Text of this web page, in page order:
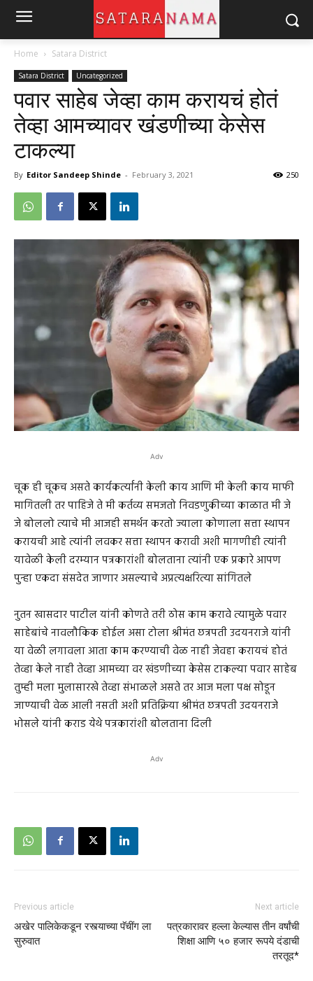
Home Satara District
Satara District Uncategorized
पवार साहेब जेव्हा काम करायचं होतं
तेव्हा आमच्यावर खंडणीच्या केसेस
टाकल्या
By Editor Sandeep Shinde - February 3, 2021 250
Adv
चूक ही चूकच असते कार्यकर्त्यांनी केली काय आणि मी केली काय माफी
मागितली तर पाहिजे ते मी कर्तव्य समजतो निवडणुकीच्या काळात मी जे
जे बोललो त्याचे मी आजही समर्थन करतो ज्याला कोणाला सत्ता स्थापन
करायची आहे त्यांनी लवकर सत्ता स्थापन करावी अशी मागणीही त्यांनी
यावेळी केली दरम्यान पत्रकारांशी बोलताना त्यांनी एक प्रकारे आपण
पुन्हा एकदा संसदेत जाणार असल्याचे अप्रत्यक्षरित्या सांगितले
नुतन खासदार पाटील यांनी कोणते तरी ठोस काम करावे त्यामुळे पवार
साहेबांचे नावलौकिक होईल असा टोला श्रीमंत छत्रपती उदयनराजे यांनी
या वेळी लगावला आता काम करण्याची वेळ नाही जेवहा करायचं होतं
तेव्हा केले नाही तेव्हा आमच्या वर खंडणीच्या केसेस टाकल्या पवार साहेब
तुम्ही मला मुलासारखे तेव्हा संभाळले असते तर आज मला पक्ष सोडून
जाण्याची वेळ आली नसती अशी प्रतिक्रिया श्रीमंत छत्रपती उदयनराजे
भोसले यांनी कराड येथे पत्रकारांशी बोलताना दिली
Adv
Previous article
अखेर पालिकेकडून रस्त्याच्या पॅचींग ला
सुरुवात
Next article
पत्रकारावर हल्ला केल्यास तीन वर्षांची
शिक्षा आणि ५० हजार रूपये दंडाची
तरतूद*